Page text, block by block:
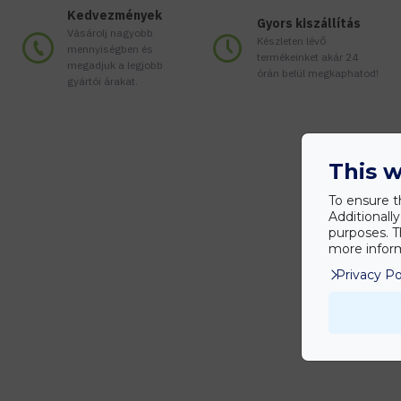
Kedvezmények
Vásárolj nagyobb
mennyiségben és
megadjuk a legjobb
gyártói árakat.
Gyors kiszállítás
Készleten lévő
termékeinket akár 24
órán belül megkaphatod!
This
To ensure
purposes.
more
Privacy